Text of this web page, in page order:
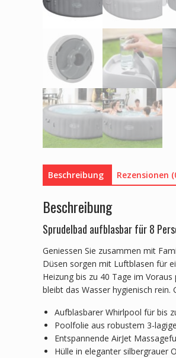
Beschreibung Rezensionen
Beschreibung
Sprudelbad aufblasbar für 8
Geniessen Sie zusammen mit
Düsen sorgen mit Luftblasen für
Heizung bis zu 40 Tage im
bleibt das Wasser hygienisch
Aufblasbarer Whirlpool für bis
Poolfolie aus robustem 3-
Entspannende AirJet­­
Hülle in eleganter silbergrauer